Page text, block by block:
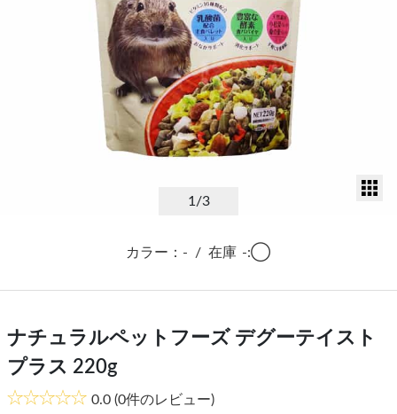
1/3
カラー：- / 在庫 -:◯
ナチュラルペットフーズ デグーテイスト
プラス 220g
0.0 (0件のレビュー)